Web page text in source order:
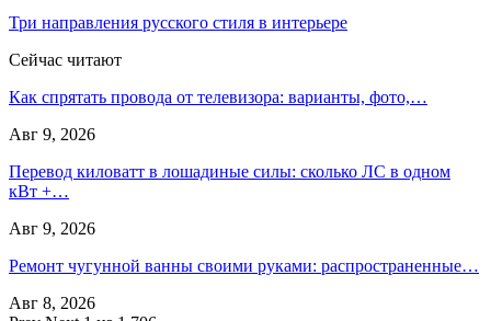
Три направления русского стиля в интерьере
Сейчас читают
Как спрятать провода от телевизора: варианты, фото,…
Авг 9, 2026
Перевод киловатт в лошадиные силы: сколько ЛС в одном
кВт +…
Авг 9, 2026
Ремонт чугунной ванны своими руками: распространенные…
Авг 8, 2026